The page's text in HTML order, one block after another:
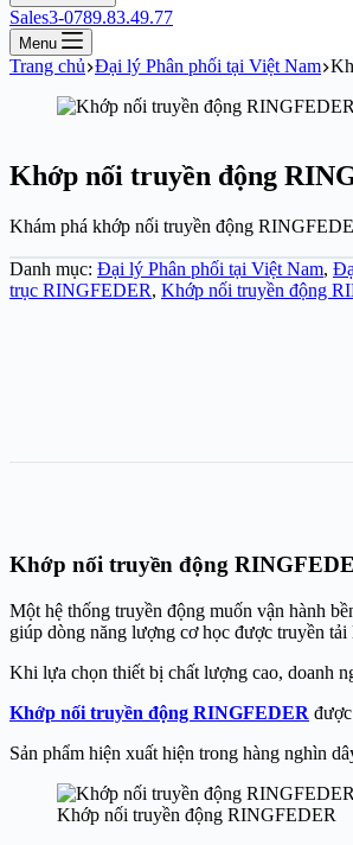
Sales3-0789.83.49.77
Menu
Trang chủ Đại lý Phân phối tại Việt Nam
Khớp nối truyền động
Khám phá khớp nối truyền động
Danh mục: Đại lý Phân phối tại Việt Nam,
trục RINGFEDER, Khớp nối truyền động
Khớp nối truyền động
Một hệ thống truyền động muốn vận hành
giúp dòng năng lượng cơ học được truyền
Khi lựa chọn thiết bị chất lượng cao, doanh
Khớp nối truyền động RINGFEDER
Sản phẩm hiện xuất hiện trong hàng nghìn
Khớp nối truyền động RINGFEDER